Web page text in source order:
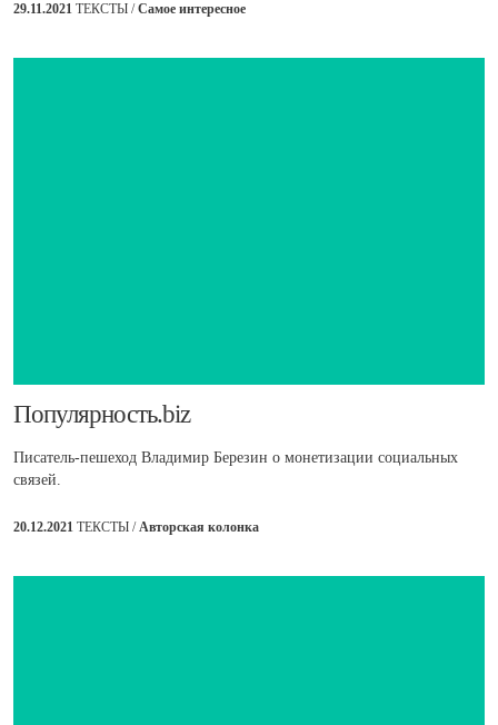
29.11.2021 ТЕКСТЫ /Самое интересное
Популярность.biz
Писатель-пешеход Владимир Березин о монетизации социальных
связей.
20.12.2021 ТЕКСТЫ /Авторская колонка